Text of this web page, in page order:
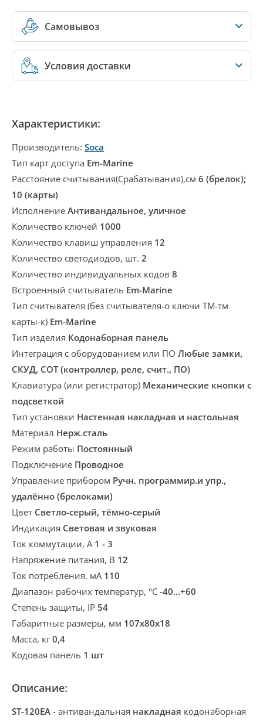
Самовывоз
Условия доставки
Характеристики:
Производитель: Soca
Тип карт доступа Em-Marine
Расстояние считывания(Срабатывания),см 6 (брелок);
10 (карты)
Исполнение Антивандальное, уличное
Количество ключей 1000
Количество клавиш управления 12
Количество светодиодов, шт. 2
Количество индивидуальных кодов 8
Встроенный считыватель Em-Marine
Тип считывателя (без считывателя-о ключи ТМ-тм
карты-к) Em-Marine
Тип изделия Кодонаборная панель
Интеграция с оборудованием или ПО Любые замки,
СКУД, СОТ (контроллер, реле, счит., ПО)
Клавиатура (или регистратор) Механические кнопки с
подсветкой
Тип установки Настенная накладная и настольная
Материал Нерж.сталь
Режим работы Постоянный
Подключение Проводное
Управление прибором Ручн. программир.и упр.,
удалённо (брелоками)
Цвет Светло-серый, тёмно-серый
Индикация Световая и звуковая
Ток коммутации, А 1 - 3
Напряжение питания, В 12
Ток потребления. мА 110
Диапазон рабочих температур, °С -40...+60
Степень защиты, IP 54
Габаритные размеры, мм 107х80х18
Масса, кг0,4
Кодовая панель 1 шт
Описание:
ST-120EA - антивандальная накладная кодонаборная